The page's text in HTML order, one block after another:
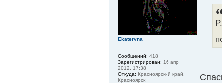
Ekateryna
Сообщений: 418
Зарегистрирован: 16 апр
2012, 17:38
Откуда: Красноярский край,
Красноярск